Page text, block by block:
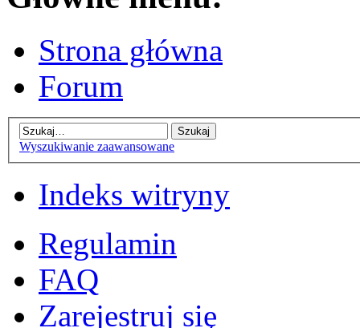
Strona główna
Forum
Wyszukiwanie zaawansowane
Indeks witryny
Regulamin
FAQ
Zarejestruj się